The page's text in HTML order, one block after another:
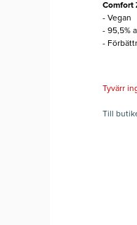
Comfort
- Vegan
- 95,5%
-
Tyvärr
Till